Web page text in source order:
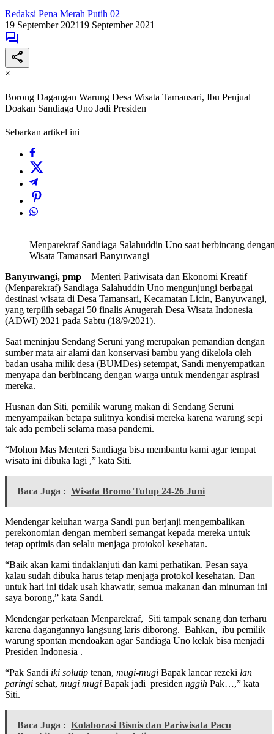
Redaksi Pena Merah Putih 02
19 September 202119 September 2021
×
Borong Dagangan Warung Desa Wisata Tamansari, Ibu Penjual
Doakan Sandiaga Uno Jadi Presiden
Sebarkan artikel ini
Menparekraf Sandiaga Salahuddin Uno saat berbincang
Wisata Tamansari Banyuwangi
Banyuwangi, pmp – Menteri Pariwisata dan Ekonomi Kreatif
(Menparekraf) Sandiaga Salahuddin Uno mengunjungi berbagai
destinasi wisata di Desa Tamansari, Kecamatan Licin, Banyuwangi,
yang terpilih sebagai 50 finalis Anugerah Desa Wisata Indonesia
(ADWI) 2021 pada Sabtu (18/9/2021).
Saat meninjau Sendang Seruni yang merupakan pemandian dengan
sumber mata air alami dan konservasi bambu yang dikelola oleh
badan usaha milik desa (BUMDes) setempat, Sandi menyempatkan
menyapa dan berbincang dengan warga untuk mendengar aspirasi
mereka.
Husnan dan Siti, pemilik warung makan di Sendang Seruni
menyampaikan betapa sulitnya kondisi mereka karena warung sepi
tak ada pembeli selama masa pandemi.
“Mohon Mas Menteri Sandiaga bisa membantu kami agar tempat
wisata ini dibuka lagi ,” kata Siti.
Baca Juga : Wisata Bromo Tutup 24-26 Juni
Mendengar keluhan warga Sandi pun berjanji mengembalikan
perekonomian dengan memberi semangat kepada mereka untuk
tetap optimis dan selalu menjaga protokol kesehatan.
“Baik akan kami tindaklanjuti dan kami perhatikan. Pesan saya
kalau sudah dibuka harus tetap menjaga protokol kesehatan. Dan
untuk hari ini tidak usah khawatir, semua makanan dan minuman ini
saya borong,” kata Sandi.
Mendengar perkataan Menparekraf, Siti tampak senang dan terharu
karena dagangannya langsung laris diborong. Bahkan, ibu pemilik
warung spontan mendoakan agar Sandiaga Uno kelak bisa menjadi
Presiden Indonesia .
“Pak Sandi iki solutip tenan, mugi-mugi Bapak lancar rezeki lan
paringi sehat, mugi mugi Bapak jadi presiden nggih Pak…,” kata
Siti.
Baca Juga : Kolaborasi Bisnis dan Pariwisata Pacu